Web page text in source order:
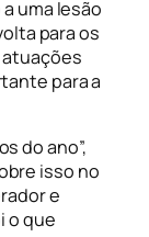
uma lesão
para os
para a
do ano”,
isso no
e
o que